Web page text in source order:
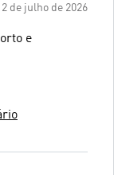
2 de julho de 2026